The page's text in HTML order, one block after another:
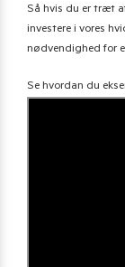
Så hvis du er træt
investere i vores
nødvendighed for
Se hvordan du